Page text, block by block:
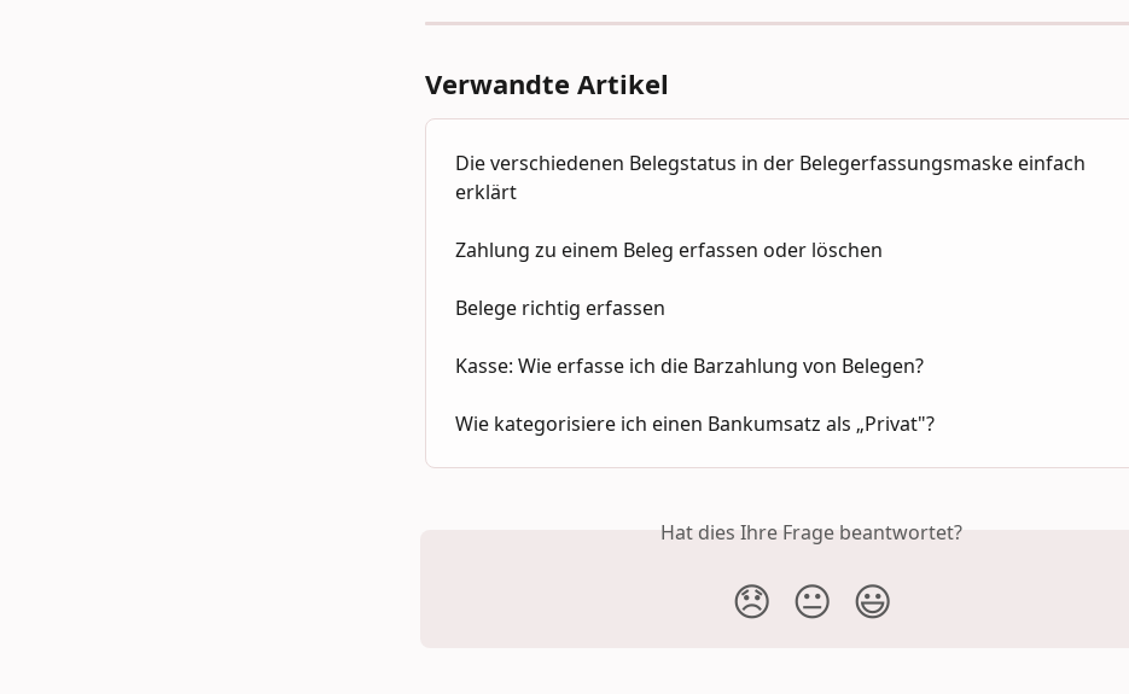
Verwandte Artikel
Die verschiedenen Belegstatus in der Belegerfassungsmaske einfach
erklärt
Zahlung zu einem Beleg erfassen oder löschen
Belege richtig erfassen
Kasse: Wie erfasse ich die Barzahlung von Belegen?
Wie kategorisiere ich einen Bankumsatz als „Privat"?
Hat dies Ihre Frage beantwortet?
😞 😐 😃